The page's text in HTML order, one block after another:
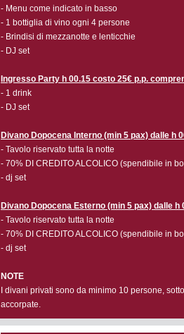
- Menu come indicato in basso
- 1 bottiglia di vino ogni 4 persone
- Brindisi di mezzanotte e lenticchie
- DJ set
Ingresso Party h 00.15 costo 25€ p.p.
- 1 drink
- DJ set
Divano Dopocena Interno (min 5 pax) dalle h
- Tavolo riservato tutta la notte
- 70% DI CREDITO ALCOLICO (spendibile in
- dj set
Divano Dopocena Esterno (min 5 pax) dalle
- Tavolo riservato tutta la notte
- 70% DI CREDITO ALCOLICO (spendibile in
- dj set
NOTE
I divani privati sono da minimo 10 persone,
accorpate.